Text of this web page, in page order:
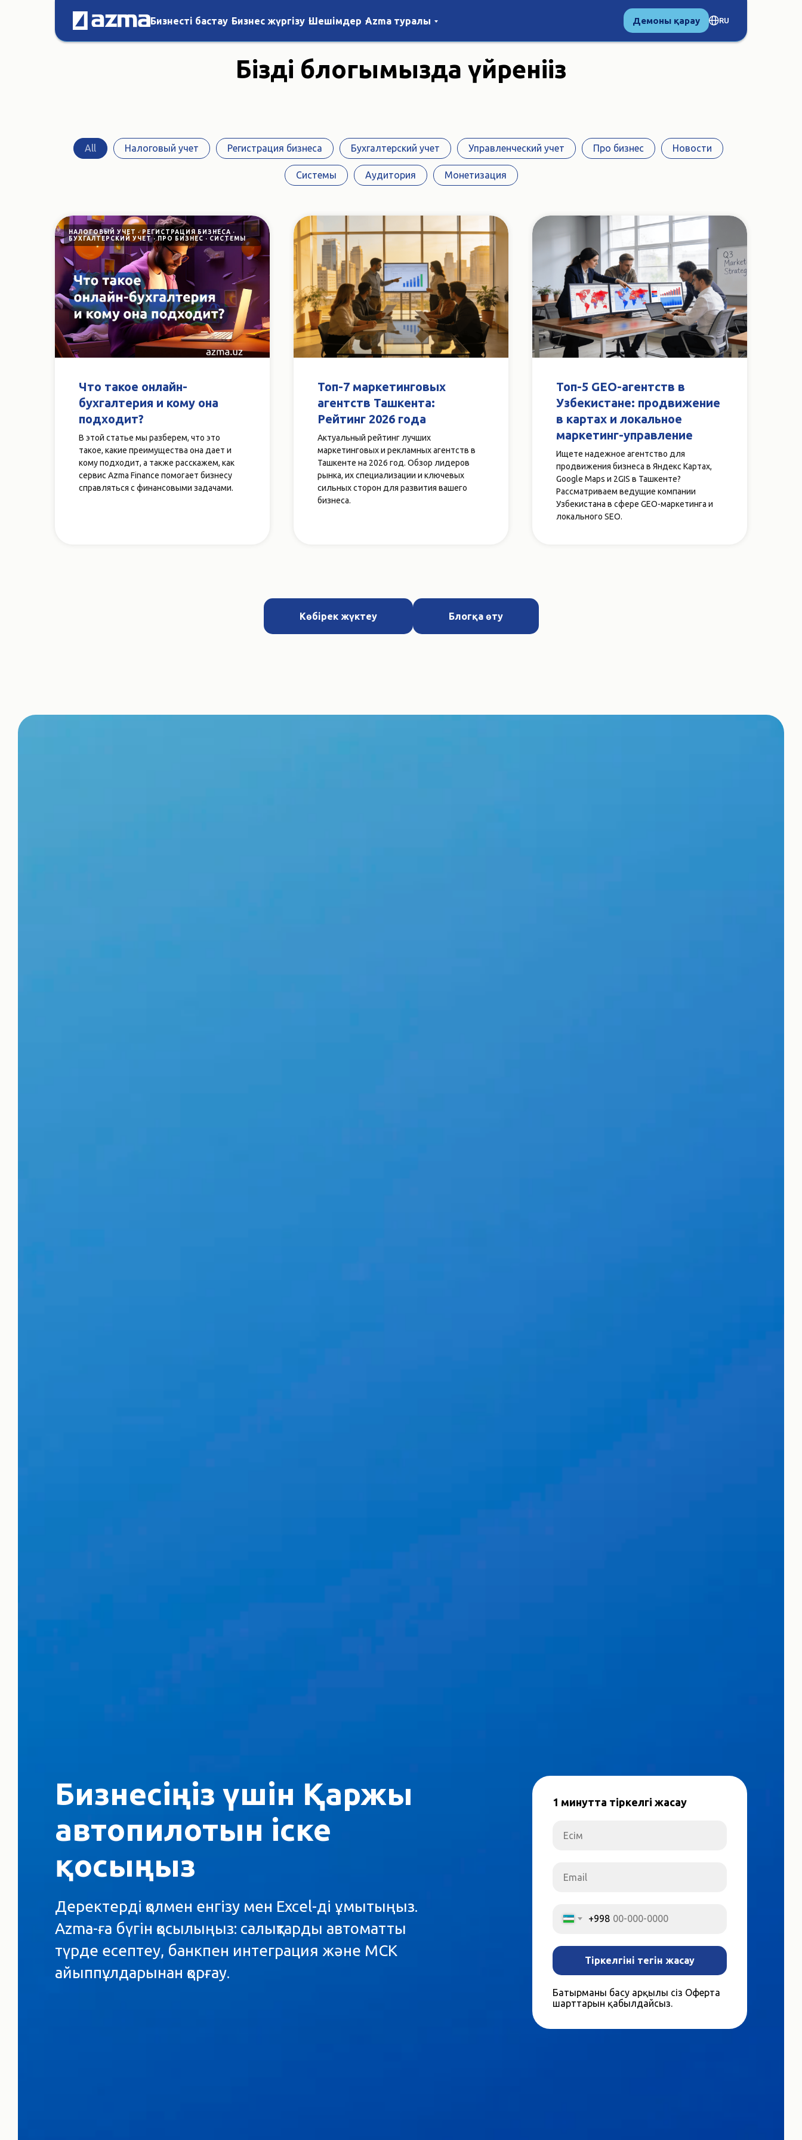
Бизнесті бастау Бизнес жүргізу Шешімдер Azma туралы Демоны қарау RU
Біздің блогымызда үйреніңіз
All Налоговый учет Регистрация бизнеса Бухгалтерский учет Управленческий учет Про бизнес Новости
Системы Аудитория Монетизация
НАЛОГОВЫЙ УЧЕТ
РЕГИСТРАЦИЯ БИЗНЕСА
БУХГАЛТЕРСКИЙ УЧЕТ
ПРО БИЗНЕС СИСТЕМЫ
Что такое онлайн-
бухгалтерия и кому она
подходит?
В этой статье мы разберем, что это
такое, какие преимущества она дает и
кому подходит, а также расскажем, как
сервис Azma Finance помогает бизнесу
справляться с финансовыми задачами.
Топ-7 маркетинговых
агентств Ташкента:
Рейтинг 2026 года
Актуальный рейтинг лучших
маркетинговых и рекламных агентств в
Ташкенте на 2026 год. Обзор лидеров
рынка, их специализации и ключевых
сильных сторон для развития вашего
бизнеса.
Топ-5 GEO-агентств в
Узбекистане: продвижение
в картах и локальное
маркетинг-управление
Ищете надежное агентство для
продвижения бизнеса в Яндекс Картах,
Google Maps и 2GIS в Ташкенте?
Рассматриваем ведущие компании
Узбекистана в сфере GEO-маркетинга и
локального SEO.
Көбірек жүктеу Блогқа өту
Бизнесіңіз үшін Қаржы
автопилотын іске
қосыңыз
Деректерді қолмен енгізу мен Excel-ді ұмытыңыз.
Azma-ға бүгін қосылыңыз: салықтарды автоматты
түрде есептеу, банкпен интеграция және МСК
айыппұлдарынан қорғау.
1 минутта тіркелгі жасау
Есім
Email
+998
Тіркелгіні тегін жасау
Батырманы басу арқылы сіз Оферта
шарттарын қабылдайсыз.